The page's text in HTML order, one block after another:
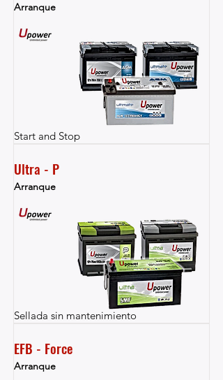
Arranque
Start and Stop
Ultra - P
Arranque
Sellada sin mantenimiento
EFB - Force
Arranque